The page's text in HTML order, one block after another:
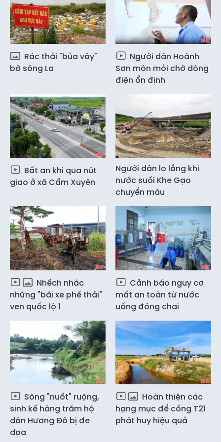
Rác thải "bủa vây"
bờ sông La
Người dân Hoành
Sơn mòn mỏi chờ dòng
điện ổn định
Bất an khi qua nút
giao ở xã Cẩm Xuyên
Người dân lo lắng khi
nước suối Khe Gạo
chuyển màu
Nhếch nhác
những "bãi xe phế thải"
ven quốc lộ 1
Cảnh báo nguy cơ
mất an toàn từ nước
uống đóng chai
Sông "nuốt" ruộng,
sinh kế hàng trăm hộ
dân Hương Đô bị đe
dọa
Hoàn thiện các
hạng mục để cống T21
phát huy hiệu quả